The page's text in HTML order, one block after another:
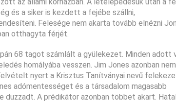
és a siker is kezdett a fejébe szállni,
Felesége nem akarta tovább elnézni
otthagyta férjét.
68 tagot számlált a gyülekezet. Minden adott
homályába vesszen. Jim Jones azonban
nyert a Krisztus Tanítványai nevű
adómentességet és a társadalom magasabb
A prédikátor azonban többet akart.